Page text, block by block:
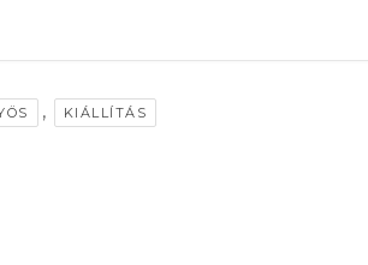
, KIÁLLÍTÁS